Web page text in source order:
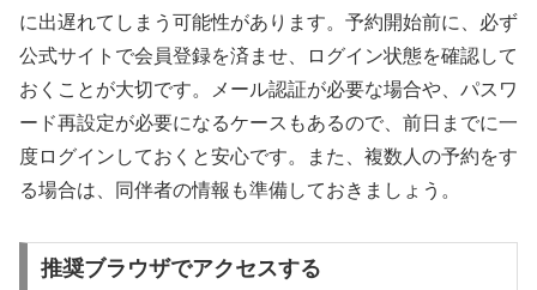
に出遅れてしまう可能性があります。予約開始前に、必ず
公式サイトで会員登録を済ませ、ログイン状態を確認して
おくことが大切です。メール認証が必要な場合や、パスワ
ード再設定が必要になるケースもあるので、前日までに一
度ログインしておくと安心です。また、複数人の予約をす
る場合は、同伴者の情報も準備しておきましょう。
推奨ブラウザでアクセスする